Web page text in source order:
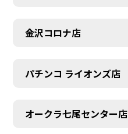
金沢コロナ店
パチンコ ライオンズ店
オークラ七尾センター店